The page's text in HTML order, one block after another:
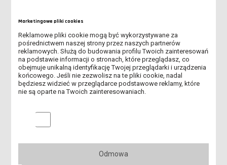
INTERNATIONAL STAFF MOBILITY WEEK HOCHSCHULE
HANNOVER
WYKŁADOWCA ILS Z WARSZTATAMI GOŚCINNYMI W
HOCHSCHULE MERSEBURG
WIZYTA W DARMSTADT - PODPISANIE UMOWY
Marketingowe pliki cookies
Reklamowe pliki cookie mogą być wykorzystywane za
pośrednictwem naszej strony przez naszych partnerów
reklamowych. Służą do budowania profilu Twoich zainteresowań
na podstawie informacji o stronach, które przeglądasz, co
obejmuje unikalną identyfikację Twojej przeglądarki i urządzenia
końcowego. Jeśli nie zezwolisz na te pliki cookie, nadal
będziesz widzieć w przeglądarce podstawowe reklamy, które
nie są oparte na Twoich zainteresowaniach.
Marketingowe pliki cookies
Odmowa